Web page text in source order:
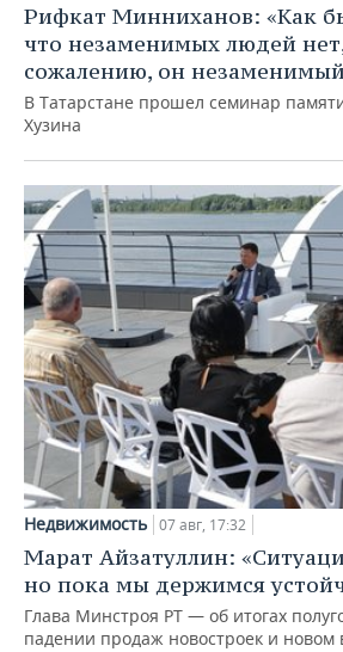
Рифкат Минниханов: «Как
что незаменимых людей
сожалению, он
В Татарстане прошел семинар
Хузина
Недвижимость 07 авг, 17:32
Марат Айзатуллин:
но пока мы держимся
Глава Минстроя РТ — об итогах
падении продаж новостроек и новом